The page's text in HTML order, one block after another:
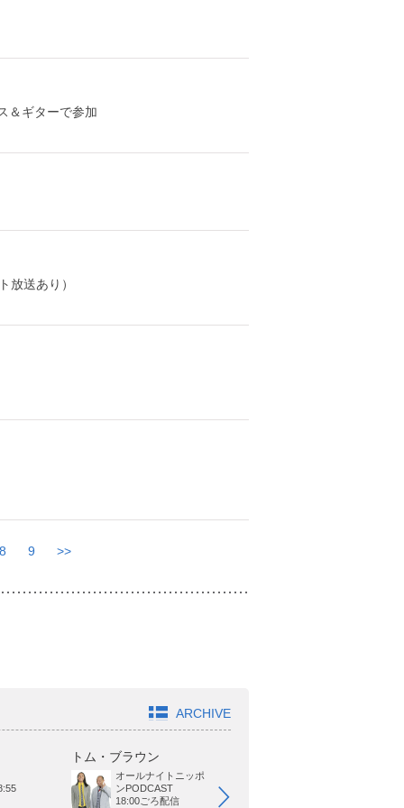
＆ギターで参加
放送あり）
8 9 >>
トム・ブラウン
オールナイトニッポ
ンPODCAST
18:00ごろ配信
ARCHIVE